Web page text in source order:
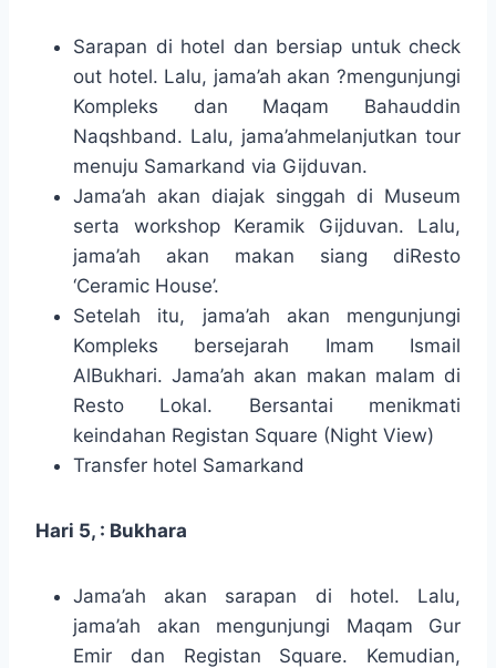
Sarapan di hotel dan bersiap untuk check
out hotel. Lalu, jama’ah akan ?mengunjungi
Kompleks dan Maqam Bahauddin
Naqshband. Lalu, jama’ahmelanjutkan tour
menuju Samarkand via Gijduvan.
Jama’ah akan diajak singgah di Museum
serta workshop Keramik Gijduvan. Lalu,
jama’ah akan makan siang diResto
‘Ceramic House’.
Setelah itu, jama’ah akan mengunjungi
Kompleks bersejarah Imam Ismail
AlBukhari. Jama’ah akan makan malam di
Resto Lokal. Bersantai menikmati
keindahan Registan Square (Night View)
Transfer hotel Samarkand
Hari 5, : Bukhara
Jama’ah akan sarapan di hotel. Lalu,
jama’ah akan mengunjungi Maqam Gur
Emir dan Registan Square. Kemudian,